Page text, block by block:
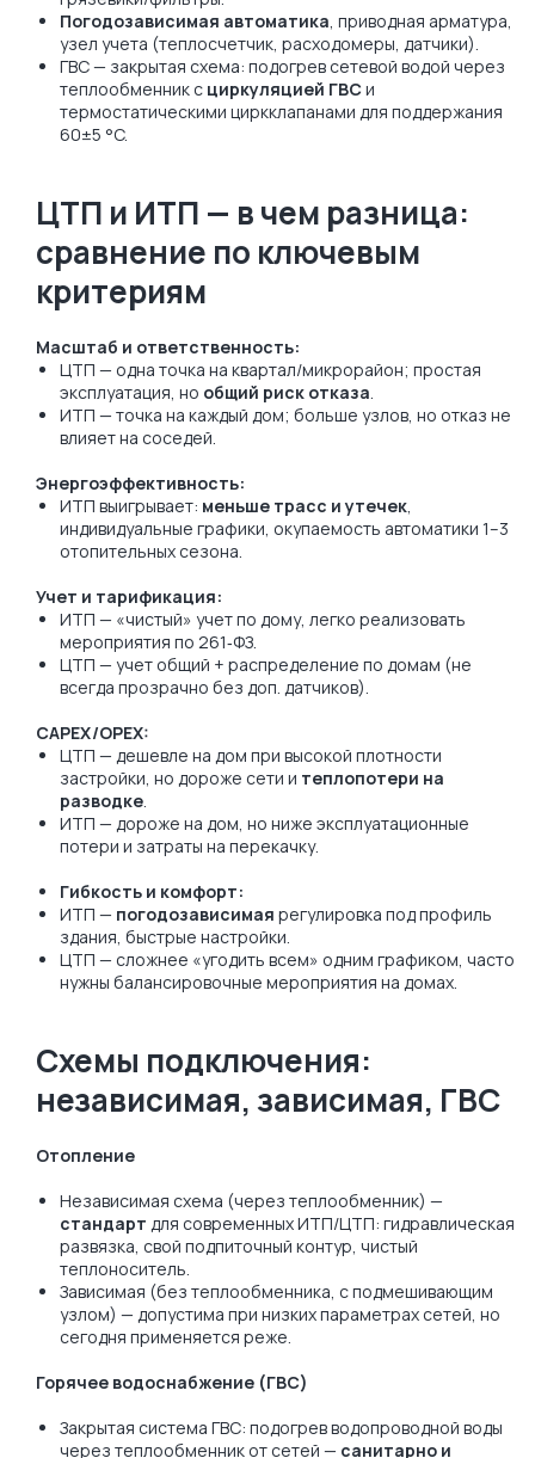
Погодозависимая автоматика, приводная арматура,
узел учета (теплосчетчик, расходомеры, датчики).
ГВС — закрытая схема: подогрев сетевой водой через
теплообменник с циркуляцией ГВС и
термостатическими циркклапанами для поддержания
60±5 °C.
ЦТП и ИТП — в чем разница:
сравнение по ключевым
критериям
Масштаб и ответственность:
ЦТП — одна точка на квартал/микрорайон; простая
эксплуатация, но общий риск отказа.
ИТП — точка на каждый дом; больше узлов, но отказ не
влияет на соседей.
Энергоэффективность:
ИТП выигрывает: меньше трасс и утечек,
индивидуальные графики, окупаемость автоматики 1–3
отопительных сезона.
Учет и тарификация:
ИТП — «чистый» учет по дому, легко реализовать
мероприятия по 261‑ФЗ.
ЦТП — учет общий + распределение по домам (не
всегда прозрачно без доп. датчиков).
CAPEX/OPEX:
ЦТП — дешевле на дом при высокой плотности
застройки, но дороже сети и теплопотери на
разводке.
ИТП — дороже на дом, но ниже эксплуатационные
потери и затраты на перекачку.
Гибкость и комфорт:
ИТП — погодозависимая регулировка под профиль
здания, быстрые настройки.
ЦТП — сложнее «угодить всем» одним графиком, часто
нужны балансировочные мероприятия на домах.
Схемы подключения:
независимая, зависимая, ГВС
Отопление
Независимая схема (через теплообменник) —
стандарт для современных ИТП/ЦТП: гидравлическая
развязка, свой подпиточный контур, чистый
теплоноситель.
Зависимая (без теплообменника, с подмешивающим
узлом) — допустима при низких параметрах сетей, но
сегодня применяется реже.
Горячее водоснабжение (ГВС)
Закрытая система ГВС: подогрев водопроводной воды
через теплообменник от сетей — санитарно и